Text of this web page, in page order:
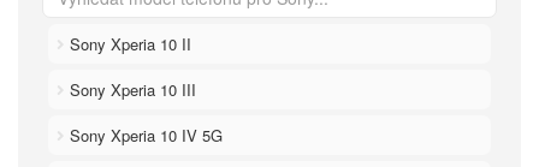
Sony Xperia 10 II
Sony Xperia 10 III
Sony Xperia 10 IV 5G